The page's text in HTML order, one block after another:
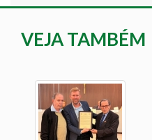
VEJA TAMBÉM